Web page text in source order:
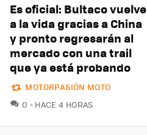
Es oficial: Bultaco vuelve
a la vida gracias a China
y pronto regresarán al
mercado con una trail
que ya está probando
MOTORPASIÓN MOTO
0 COMENTARIOS
HACE 4 HORAS